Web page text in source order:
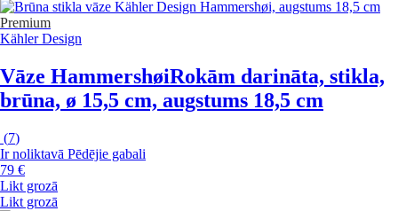
Premium
Kähler Design
Vāze HammershøiRokām darināta, stikla,
brūna, ø 15,5 cm, augstums 18,5 cm
(7)
Ir noliktavā Pēdējie gabali
79 €
Likt grozā
Likt grozā